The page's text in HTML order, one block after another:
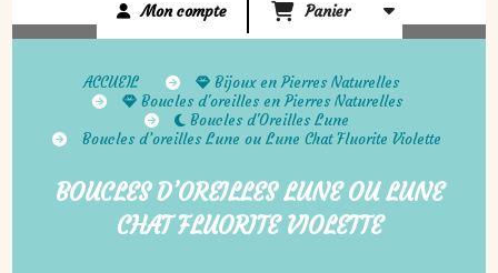
Mon compte Panier
ACCUEIL
Bijoux en Pierres Naturelles
Boucles d'oreilles en Pierres Naturelles
Boucles d'Oreilles Lune
Boucles d’oreilles Lune ou Lune Chat Fluorite Violette
BOUCLES D’OREILLES LUNE OU LUNE
CHAT FLUORITE VIOLETTE